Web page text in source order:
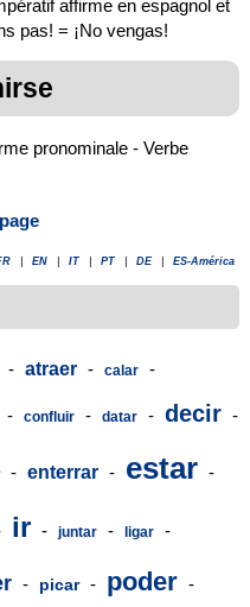
affirme en espagnol et
pas! = ¡No vengas!
pronominale - Verbe
EN IT PT DE ES-América
- atraer - calar -
- confluir - datar - decir -
- enterrar - estar -
ir - juntar - ligar -
- picar - poder -